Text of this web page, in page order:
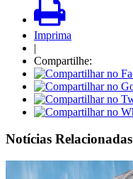
Imprima
|
Compartilhe:
Notícias Relacionadas